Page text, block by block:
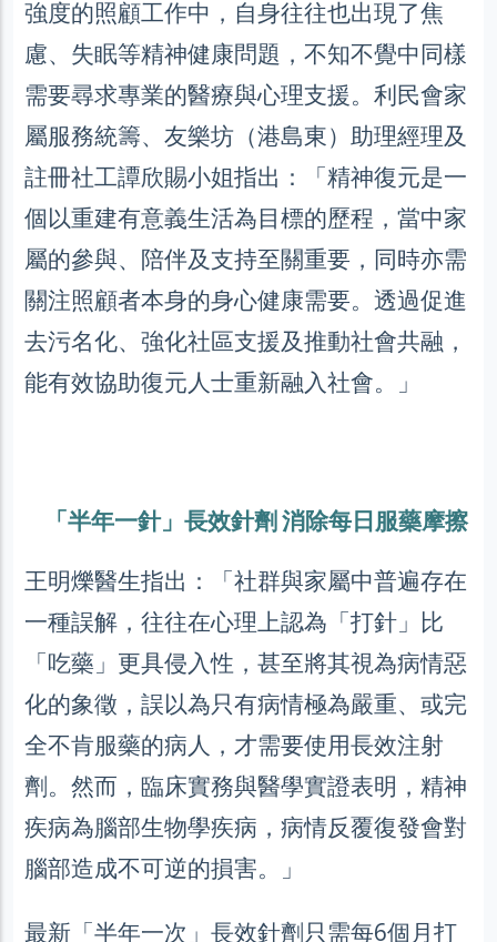
強度的照顧工作中，自身往往也出現了焦
慮、失眠等精神健康問題，不知不覺中同樣
需要尋求專業的醫療與心理支援。利民會家
屬服務統籌、友樂坊（港島東）助理經理及
註冊社工譚欣賜小姐指出：「精神復元是一
個以重建有意義生活為目標的歷程，當中家
屬的參與、陪伴及支持至關重要，同時亦需
關注照顧者本身的身心健康需要。透過促進
去污名化、強化社區支援及推動社會共融，
能有效協助復元人士重新融入社會。」
「半年一針」長效針劑 消除每日服藥摩擦
王明爍醫生指出：「社群與家屬中普遍存在
一種誤解，往往在心理上認為「打針」比
「吃藥」更具侵入性，甚至將其視為病情惡
化的象徵，誤以為只有病情極為嚴重、或完
全不肯服藥的病人，才需要使用長效注射
劑。然而，臨床實務與醫學實證表明，精神
疾病為腦部生物學疾病，病情反覆復發會對
腦部造成不可逆的損害。」
最新「半年一次」長效針劑只需每6個月打